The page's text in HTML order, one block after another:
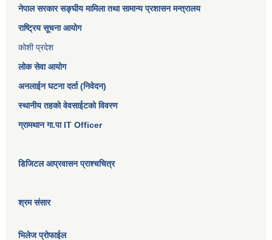
नेपाल सरकारसङ्घीय मामिला तथा सामान्य प्रशासन मन्त्रालय
राष्ट्रिय सूचना आयोग
कोशी प्रदेश
लोक सेवा आयोग
अनलाईन घटना दर्ता (निवेदन)
स्थानीय तहको वेवसाईटको विवरण
ग्रामथान गा.पा IT Officer
डिजिटल आप्रवासन प्राश्चचित्र
श्रम संसार
भिलेज प्रोफाईल